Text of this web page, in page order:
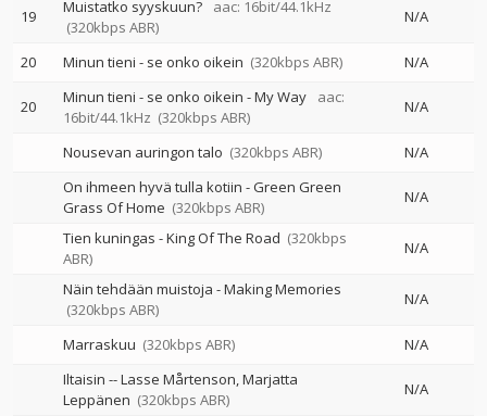
19 Muistatko syyskuun?
aac: 16bit/44.1kHz
(320kbps ABR)
N/A
20 Minun tieni - se onko oikein (320kbps ABR) N/A
20 Minun tieni - se onko oikein - My Way
aac:
16bit/44.1kHz (320kbps ABR)
N/A
Nousevan auringon talo (320kbps ABR)
N/A
On ihmeen hyvä tulla kotiin - Green Green
Grass Of Home (320kbps ABR)
N/A
Tien kuningas - King Of The Road (320kbps
ABR)
N/A
Näin tehdään muistoja - Making Memories
(320kbps ABR)
N/A
Marraskuu (320kbps ABR)
N/A
Iltaisin --Lasse Mårtenson Marjatta
Leppänen (320kbps ABR)
N/A